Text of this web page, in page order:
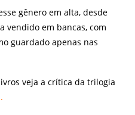
gênero em alta, desde
vendido em bancas, com
guardado apenas nas
veja a crítica da trilogia
.